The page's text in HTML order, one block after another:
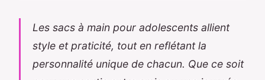
Les sacs à main pour adolescents allient
style et praticité, tout en reflétant la
personnalité unique de chacun. Que ce soit